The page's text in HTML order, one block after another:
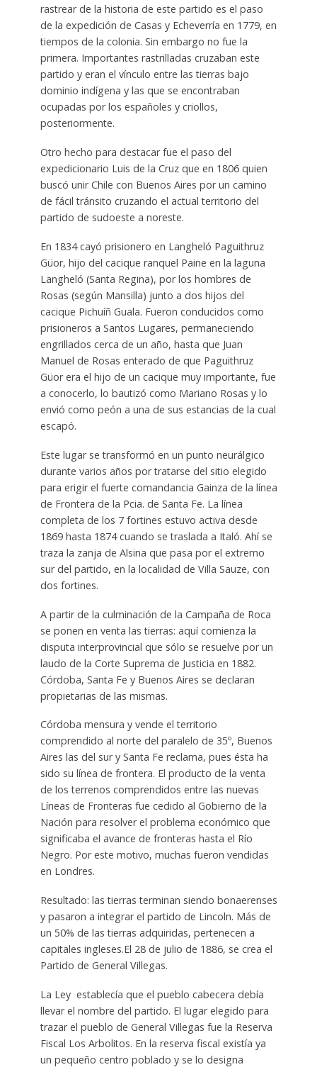
rastrear de la historia de este partido es el paso
de la expedición de Casas y Echeverría en 1779, en
tiempos de la colonia. Sin embargo no fue la
primera. Importantes rastrilladas cruzaban este
partido y eran el vínculo entre las tierras bajo
dominio indígena y las que se encontraban
ocupadas por los españoles y criollos,
posteriormente.
Otro hecho para destacar fue el paso del
expedicionario Luis de la Cruz que en 1806 quien
buscó unir Chile con Buenos Aires por un camino
de fácil tránsito cruzando el actual territorio del
partido de sudoeste a noreste.
En 1834 cayó prisionero en Langheló Paguithruz
Güor, hijo del cacique ranquel Paine en la laguna
Langheló (Santa Regina), por los hombres de
Rosas (según Mansilla) junto a dos hijos del
cacique Pichuíñ Guala. Fueron conducidos como
prisioneros a Santos Lugares, permaneciendo
engrillados cerca de un año, hasta que Juan
Manuel de Rosas enterado de que Paguithruz
Güor era el hijo de un cacique muy importante, fue
a conocerlo, lo bautizó como Mariano Rosas y lo
envió como peón a una de sus estancias de la cual
escapó.
Este lugar se transformó en un punto neurálgico
durante varios años por tratarse del sitio elegido
para erigir el fuerte comandancia Gainza de la línea
de Frontera de la Pcia. de Santa Fe. La línea
completa de los 7 fortines estuvo activa desde
1869 hasta 1874 cuando se traslada a Italó. Ahí se
traza la zanja de Alsina que pasa por el extremo
sur del partido, en la localidad de Villa Sauze, con
dos fortines.
A partir de la culminación de la Campaña de Roca
se ponen en venta las tierras: aquí comienza la
disputa interprovincial que sólo se resuelve por un
laudo de la Corte Suprema de Justicia en 1882.
Córdoba, Santa Fe y Buenos Aires se declaran
propietarias de las mismas.
Córdoba mensura y vende el territorio
comprendido al norte del paralelo de 35º, Buenos
Aires las del sur y Santa Fe reclama, pues ésta ha
sido su línea de frontera. El producto de la venta
de los terrenos comprendidos entre las nuevas
Líneas de Fronteras fue cedido al Gobierno de la
Nación para resolver el problema económico que
significaba el avance de fronteras hasta el Río
Negro. Por este motivo, muchas fueron vendidas
en Londres.
Resultado: las tierras terminan siendo bonaerenses
y pasaron a integrar el partido de Lincoln. Más de
un 50% de las tierras adquiridas, pertenecen a
capitales ingleses.El 28 de julio de 1886, se crea el
Partido de General Villegas.
La Ley establecía que el pueblo cabecera debía
llevar el nombre del partido. El lugar elegido para
trazar el pueblo de General Villegas fue la Reserva
Fiscal Los Arbolitos. En la reserva fiscal existía ya
un pequeño centro poblado y se lo designa